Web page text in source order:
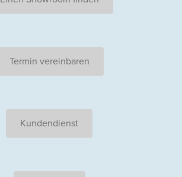
Termin vereinbaren
Kundendienst